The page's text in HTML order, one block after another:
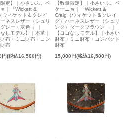
限定】｜小さいふ。ペ
｜「Wickett &
ウィケット＆クレイ
ネスレザー（シュリ
レー・灰色 」｜
なしモデル】｜本革｜
布・ミニ財布・コン
布
(税込16,500円)
【数量限定】｜小さいふ。ペ
ケーニョ｜「Wickett &
Craig（ウィケット＆クレイ
グ）ハーネスレザー（シュリ
ンク）ダークブラウン 」｜
【ロゴなしモデル】｜小さい
財布・ミニ財布・コンパクト
財布
15,000円(税込16,500円)